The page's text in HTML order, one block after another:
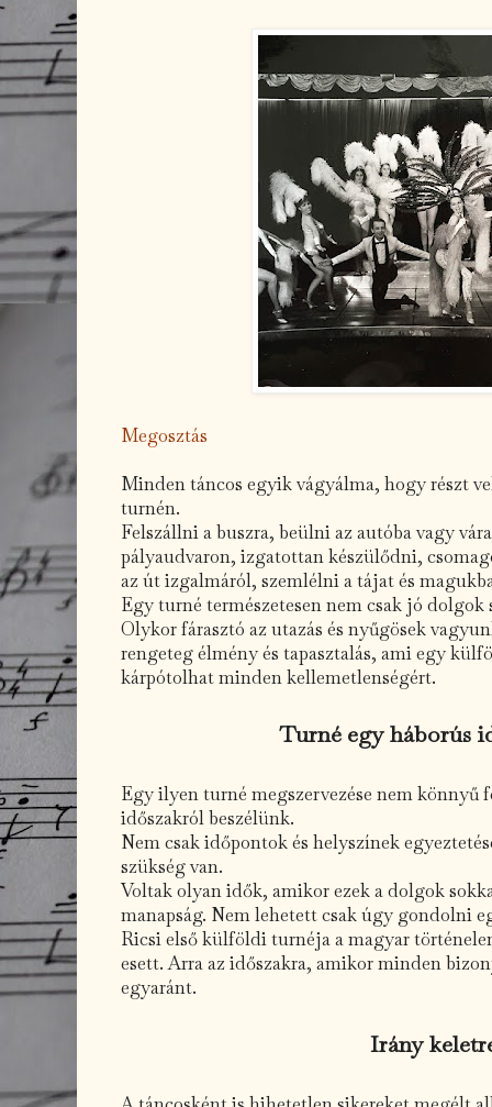
Megosztás
Minden táncos egyik vágyálma, hogy részt
turnén.
Felszállni a buszra, beülni az autóba vagy
pályaudvaron, izgatottan készülődni,
az út izgalmáról, szemlélni a tájat és
Egy turné természetesen nem csak jó dolgok
Olykor fárasztó az utazás és nyűgösek
rengeteg élmény és tapasztalás, ami egy
kárpótolhat minden kellemetlenségért.
Turné egy háborús
Egy ilyen turné megszervezése nem könnyű
időszakról beszélünk.
Nem csak időpontok és helyszínek
szükség van.
Voltak olyan idők, amikor ezek a dolgok
manapság. Nem lehetett csak úgy gondolni
Ricsi első külföldi turnéja a magyar
esett. Arra az időszakra, amikor minden
egyaránt.
Irány